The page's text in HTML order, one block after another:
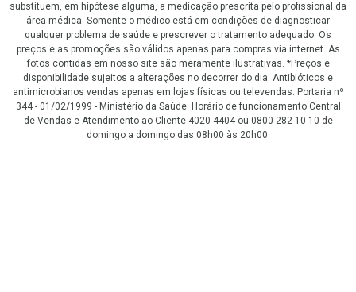
substituem, em hipótese alguma, a medicação prescrita pelo profissional da
área médica. Somente o médico está em condições de diagnosticar
qualquer problema de saúde e prescrever o tratamento adequado. Os
preços e as promoções são válidos apenas para compras via internet. As
fotos contidas em nosso site são meramente ilustrativas. *Preços e
disponibilidade sujeitos a alterações no decorrer do dia. Antibióticos e
antimicrobianos vendas apenas em lojas físicas ou televendas. Portaria nº
344 - 01/02/1999 - Ministério da Saúde. Horário de funcionamento Central
de Vendas e Atendimento ao Cliente 4020 4404 ou 0800 282 10 10 de
domingo a domingo das 08h00 às 20h00.